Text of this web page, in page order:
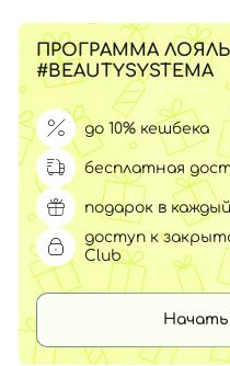
ПРОГРАММА
#BEAUTYSYSTEMA
до 10% кешбека
бесплатная
подарок в каждый
доступ к
Club